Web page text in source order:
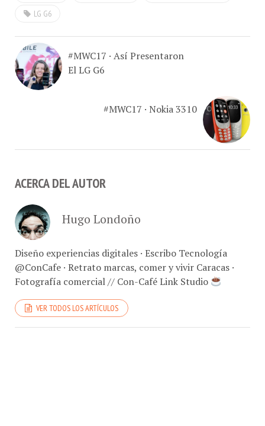
LG G6
#MWC17 · Así Presentaron
El LG G6
#MWC17 · Nokia 3310
ACERCA DEL AUTOR
Hugo Londoño
Diseño experiencias digitales · Escribo Tecnología
@ConCafe · Retrato marcas, comer y vivir Caracas ·
Fotografía comercial // Con-Café Link Studio
VER TODOS LOS ARTÍCULOS